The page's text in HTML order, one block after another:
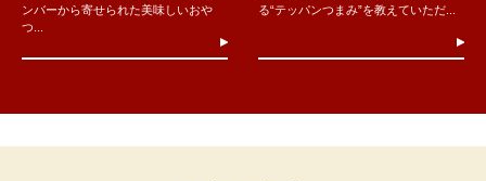
ンバーから寄せられた美味しいおや
つ...
る“テッパンつまみ”を教えていただ...